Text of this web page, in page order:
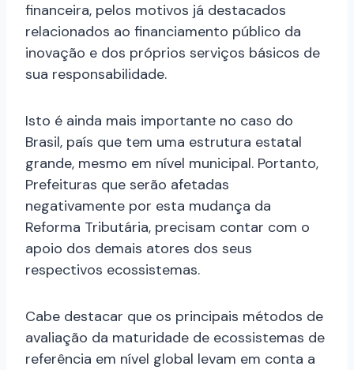
financeira, pelos motivos já destacados
relacionados ao financiamento público da
inovação e dos próprios serviços básicos de
sua responsabilidade.
Isto é ainda mais importante no caso do
Brasil, país que tem uma estrutura estatal
grande, mesmo em nível municipal. Portanto,
Prefeituras que serão afetadas
negativamente por esta mudança da
Reforma Tributária, precisam contar com o
apoio dos demais atores dos seus
respectivos ecossistemas.
Cabe destacar que os principais métodos de
avaliação da maturidade de ecossistemas de
referência em nível global levam em conta a